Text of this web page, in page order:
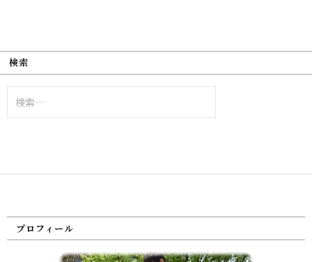
検索
索:
プロフィール